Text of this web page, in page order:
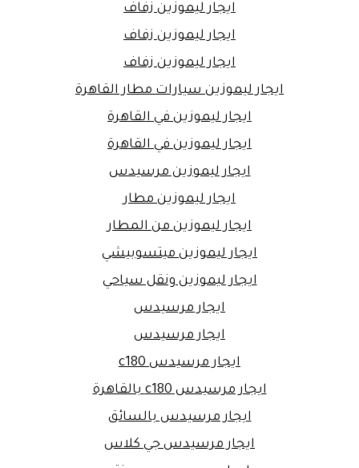
ايجار ليموزين زفاف
ايجار ليموزين زفاف
ايجار ليموزين زفاف
ايجار ليموزين سيارات مطار القاهرة
ايجار ليموزين في القاهرة
ايجار ليموزين في القاهرة
ايجار ليموزين مرسيدس
ايجار ليموزين مطار
ايجار ليموزين من المطار
ايجار ليموزين ميتسوبيشي
ايجار ليموزين ونقل سياحي
ايجار مرسيدس
ايجار مرسيدس
ايجار مرسيدس c180
ايجار مرسيدس c180 بالقاهرة
ايجار مرسيدس بالسائق
ايجار مرسيدس جي كلاس